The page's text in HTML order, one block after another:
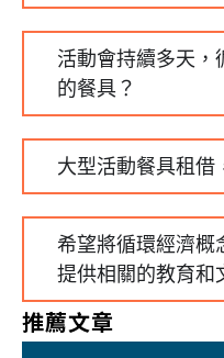
活動會持續多天，
的餐具？
大型活動餐具租借
希望將循環經濟概
提供相關的教育和
推薦文章